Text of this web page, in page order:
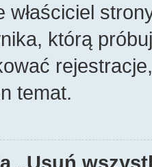
którą
temat.